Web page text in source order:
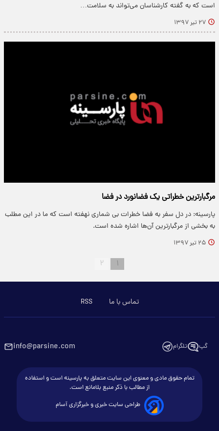
است که به گفته کارشناسان می‌تواند به سلامت…
۲۷ تیر ۱۳۹۷
مرگبارترین خطراتی یک فضانورد در فضا
پارسینه: در دل سفر به فضا خطرات بی شماری نهفته است که ما در این مطلب
به بخشی از مرگبارترین آن‌ها اشاره شده است.
۲۵ تیر ۱۳۹۷
۱ ۲
تماس با ما RSS
گپ تلگرام info@parsine.com
تمام حقوق مادی و معنوی این سایت متعلق به پارسینه است و استفاده
از مطالب با ذکر منبع بلامانع است.
طراحی سایت خبری و خبرگزاری آسام